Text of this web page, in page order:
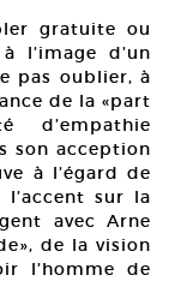
gratuite ou
l’image d’un
pas oublier, à
de la «part
d’empathie
son acception
à l’égard de
sur la
avec Arne
de la vision
l’homme de